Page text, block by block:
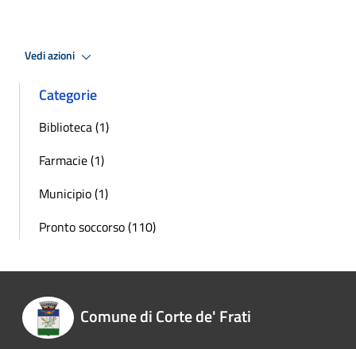
Vedi azioni
Categorie
Biblioteca (1)
Farmacie (1)
Municipio (1)
Pronto soccorso (110)
Comune di Corte de' Frati